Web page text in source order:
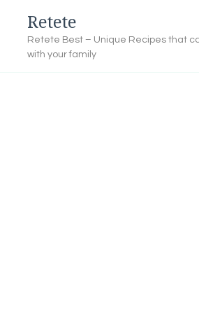
Retete
Retete Best – Unique Recipes that
with your family